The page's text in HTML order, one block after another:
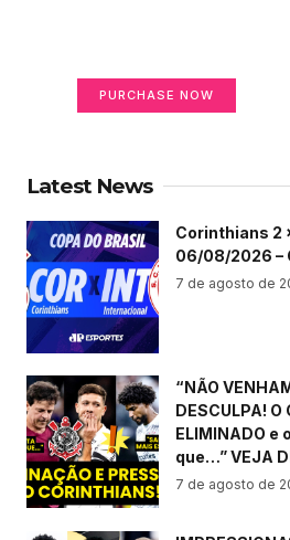
PURCHASE NOW
Latest News
Corinthians 2
06/08/2026 –
7 de agosto de
“NÃO
DESCULPA! O
ELIMINADO e
que…” VEJA
7 de agosto de